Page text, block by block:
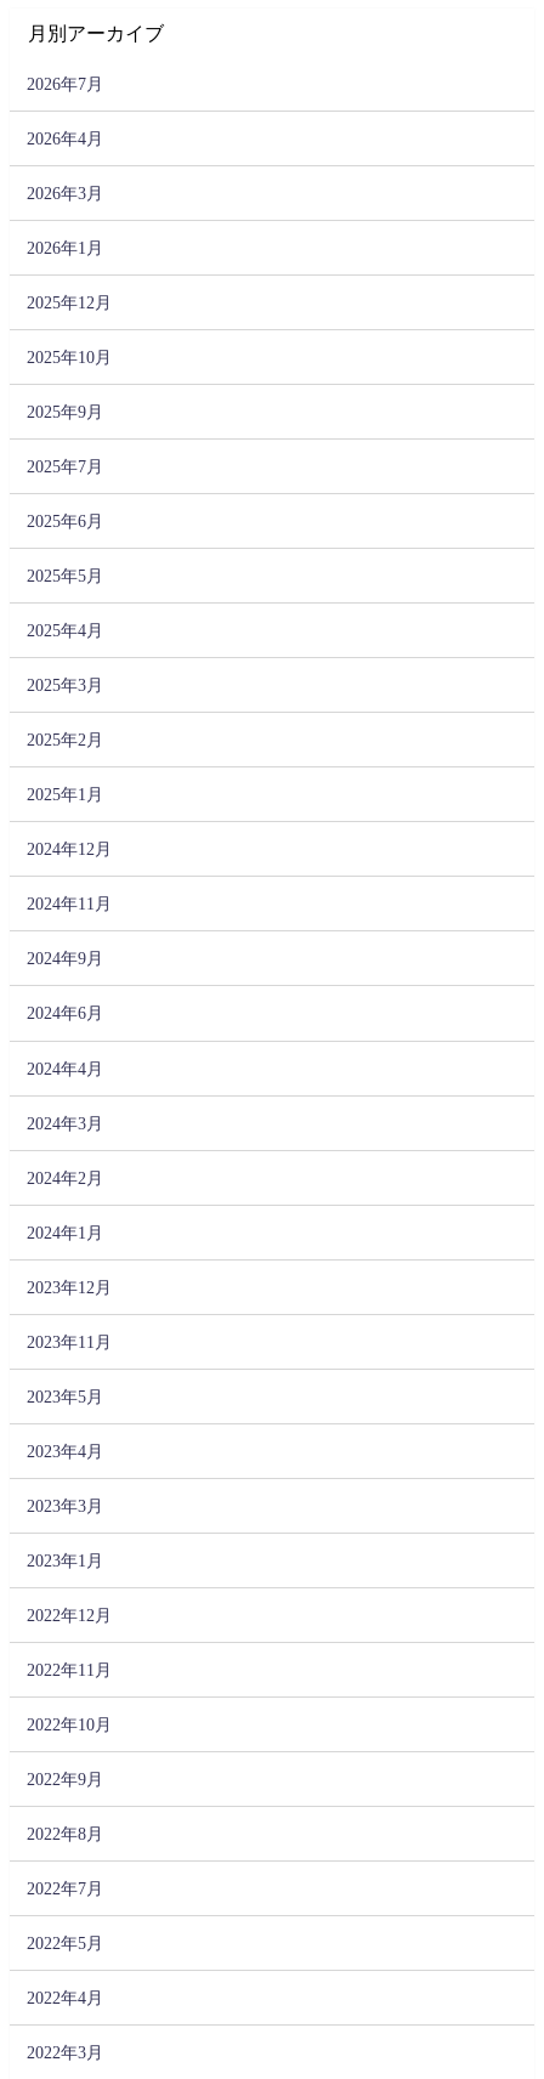
月別アーカイブ
2026年7月
2026年4月
2026年3月
2026年1月
2025年12月
2025年10月
2025年9月
2025年7月
2025年6月
2025年5月
2025年4月
2025年3月
2025年2月
2025年1月
2024年12月
2024年11月
2024年9月
2024年6月
2024年4月
2024年3月
2024年2月
2024年1月
2023年12月
2023年11月
2023年5月
2023年4月
2023年3月
2023年1月
2022年12月
2022年11月
2022年10月
2022年9月
2022年8月
2022年7月
2022年5月
2022年4月
2022年3月